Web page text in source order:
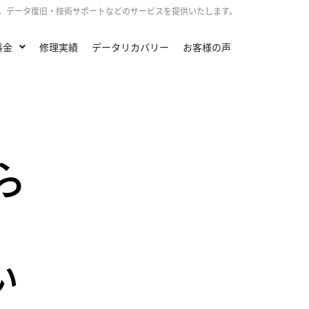
ータ復旧・技術サポートなどのサービスを提供いたします。
金 修理実績 データリカバリー お客様の声